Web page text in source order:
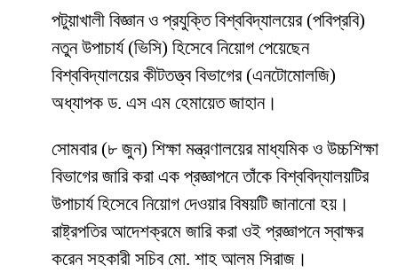
পটুয়াখালী বিজ্ঞান ও প্রযুক্তি বিশ্ববিদ্যালয়ের (পবিপ্রবি)
নতুন উপাচার্য (ভিসি) হিসেবে নিয়োগ পেয়েছেন
বিশ্ববিদ্যালয়ের কীটতত্ত্ব বিভাগের (এনটোমোলজি)
অধ্যাপক ড. এস এম হেমায়েত জাহান।
সোমবার (৮ জুন) শিক্ষা মন্ত্রণালয়ের মাধ্যমিক ও উচ্চশিক্ষা
বিভাগের জারি করা এক প্রজ্ঞাপনে তাঁকে বিশ্ববিদ্যালয়টির
উপাচার্য হিসেবে নিয়োগ দেওয়ার বিষয়টি জানানো হয়।
রাষ্ট্রপতির আদেশক্রমে জারি করা ওই প্রজ্ঞাপনে স্বাক্ষর
করেন সহকারী সচিব মো. শাহ আলম সিরাজ।